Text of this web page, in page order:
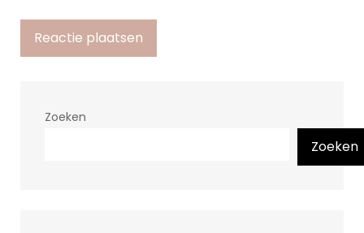
Zoeken
Zoeken